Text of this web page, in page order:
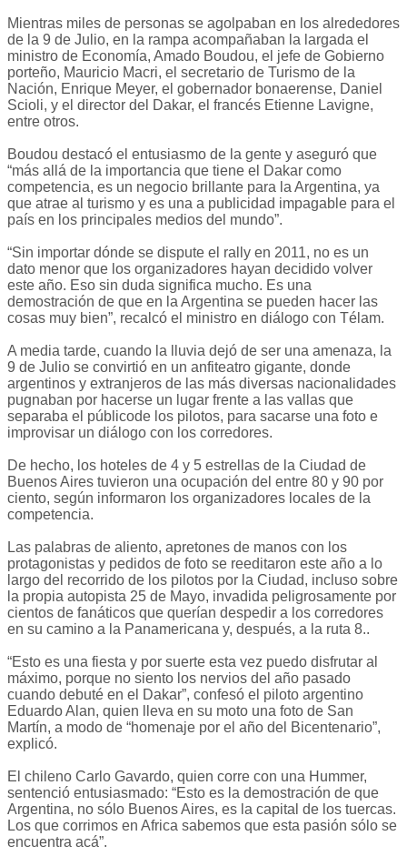
Mientras miles de personas se agolpaban en los alrededores
de la 9 de Julio, en la rampa acompañaban la largada el
ministro de Economía, Amado Boudou, el jefe de Gobierno
porteño, Mauricio Macri, el secretario de Turismo de la
Nación, Enrique Meyer, el gobernador bonaerense, Daniel
Scioli, y el director del Dakar, el francés Etienne Lavigne,
entre otros.
Boudou destacó el entusiasmo de la gente y aseguró que
“más allá de la importancia que tiene el Dakar como
competencia, es un negocio brillante para la Argentina, ya
que atrae al turismo y es una a publicidad impagable para el
país en los principales medios del mundo”.
“Sin importar dónde se dispute el rally en 2011, no es un
dato menor que los organizadores hayan decidido volver
este año. Eso sin duda significa mucho. Es una
demostración de que en la Argentina se pueden hacer las
cosas muy bien”, recalcó el ministro en diálogo con Télam.
A media tarde, cuando la lluvia dejó de ser una amenaza, la
9 de Julio se convirtió en un anfiteatro gigante, donde
argentinos y extranjeros de las más diversas nacionalidades
pugnaban por hacerse un lugar frente a las vallas que
separaba el públicode los pilotos, para sacarse una foto e
improvisar un diálogo con los corredores.
De hecho, los hoteles de 4 y 5 estrellas de la Ciudad de
Buenos Aires tuvieron una ocupación del entre 80 y 90 por
ciento, según informaron los organizadores locales de la
competencia.
Las palabras de aliento, apretones de manos con los
protagonistas y pedidos de foto se reeditaron este año a lo
largo del recorrido de los pilotos por la Ciudad, incluso sobre
la propia autopista 25 de Mayo, invadida peligrosamente por
cientos de fanáticos que querían despedir a los corredores
en su camino a la Panamericana y, después, a la ruta 8..
“Esto es una fiesta y por suerte esta vez puedo disfrutar al
máximo, porque no siento los nervios del año pasado
cuando debuté en el Dakar”, confesó el piloto argentino
Eduardo Alan, quien lleva en su moto una foto de San
Martín, a modo de “homenaje por el año del Bicentenario”,
explicó.
El chileno Carlo Gavardo, quien corre con una Hummer,
sentenció entusiasmado: “Esto es la demostración de que
Argentina, no sólo Buenos Aires, es la capital de los tuercas.
Los que corrimos en Africa sabemos que esta pasión sólo se
encuentra acá”.